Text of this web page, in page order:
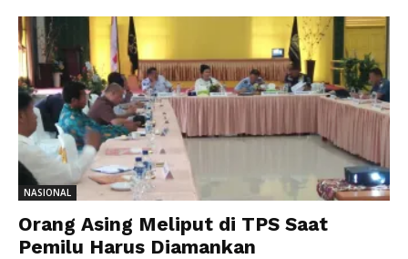
NASIONAL
Orang Asing Meliput di TPS Saat
Pemilu Harus Diamankan